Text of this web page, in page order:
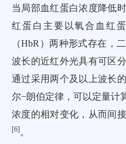
当局部血红蛋白浓度降低
红蛋白主要以氧合血红
（HbR）两种形式存在，
波长的近红外光具有可区
通过采用两个及以上波长
尔−朗伯定律，可以定量计
浓度的相对变化，从而间
[6] 。